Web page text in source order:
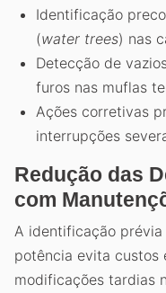
Identificação
(water trees) nas
Detecção de
furos nas muflas
Ações corretivas
interrupções
Redução das
com
A identificação
potência evita custos
modificações tardias